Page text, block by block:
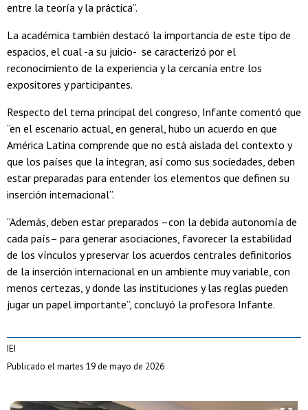
entre la teoría y la práctica”.
La académica también destacó la importancia de este tipo de
espacios, el cual -a su juicio- se caracterizó por el
reconocimiento de la experiencia y la cercanía entre los
expositores y participantes.
Respecto del tema principal del congreso, Infante comentó que
“en el escenario actual, en general, hubo un acuerdo en que
América Latina comprende que no está aislada del contexto y
que los países que la integran, así como sus sociedades, deben
estar preparadas para entender los elementos que definen su
inserción internacional”.
“Además, deben estar preparados –con la debida autonomía de
cada país– para generar asociaciones, favorecer la estabilidad
de los vínculos y preservar los acuerdos centrales definitorios
de la inserción internacional en un ambiente muy variable, con
menos certezas, y donde las instituciones y las reglas pueden
jugar un papel importante”, concluyó la profesora Infante.
IEI
Publicado el martes 19 de mayo de 2026